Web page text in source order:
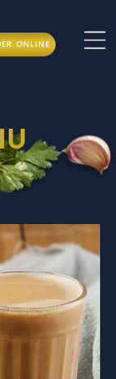
ONLINE